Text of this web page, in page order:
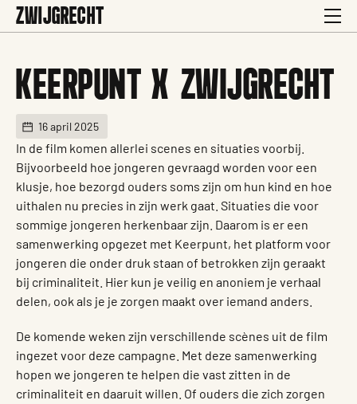
ZWIJGRECHT
KEERPUNT X ZWIJGRECHT
16 april 2025
In de film komen allerlei scenes en situaties voorbij.
Bijvoorbeeld hoe jongeren gevraagd worden voor een
klusje, hoe bezorgd ouders soms zijn om hun kind en hoe
uithalen nu precies in zijn werk gaat. Situaties die voor
sommige jongeren herkenbaar zijn. Daarom is er een
samenwerking opgezet met Keerpunt, het platform voor
jongeren die onder druk staan of betrokken zijn geraakt
bij criminaliteit. Hier kun je veilig en anoniem je verhaal
delen, ook als je je zorgen maakt over iemand anders.
De komende weken zijn verschillende scènes uit de film
ingezet voor deze campagne. Met deze samenwerking
hopen we jongeren te helpen die vast zitten in de
criminaliteit en daaruit willen. Of ouders die zich zorgen